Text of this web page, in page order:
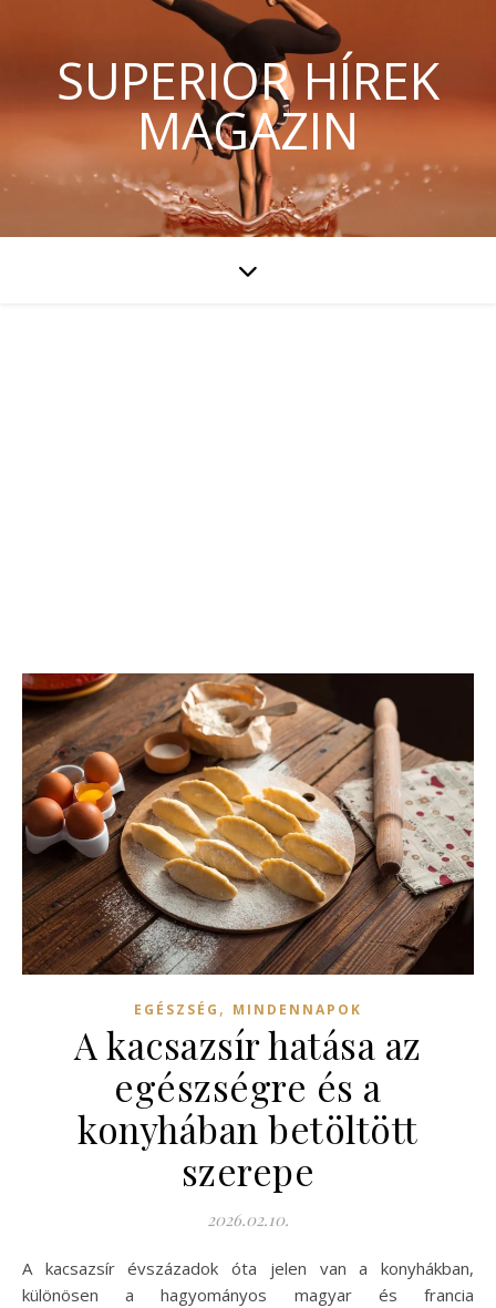
SUPERIOR HÍREK
MAGAZIN
EGÉSZSÉG , MINDENNAPOK
A kacsazsír hatása az
egészségre és a
konyhában betöltött
szerepe
2026.02.10.
A kacsazsír évszázadok óta jelen van a konyhákban,
különösen a hagyományos magyar és francia